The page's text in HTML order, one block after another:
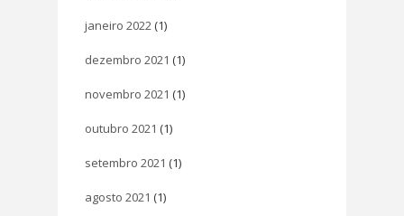
janeiro 2022 (1)
dezembro 2021 (1)
novembro 2021 (1)
outubro 2021 (1)
setembro 2021 (1)
agosto 2021 (1)